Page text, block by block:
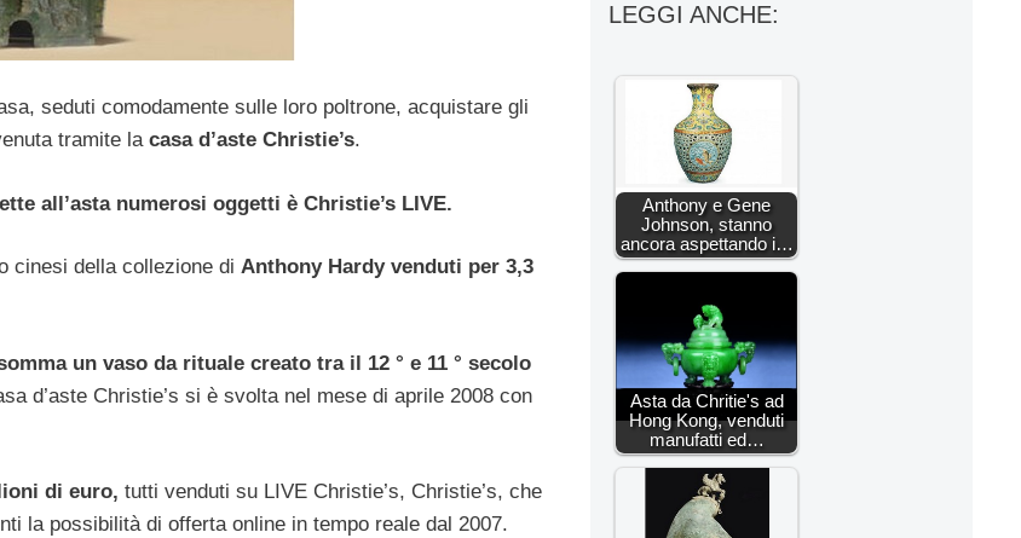
seduti comodamente sulle loro poltrone, acquistare gli
tramite la casa d’aste Christie’s.
all’asta numerosi oggetti è Christie’s LIVE.
cinesi della collezione di Anthony Hardy venduti per 3,3
un vaso da rituale creato tra il 12 ° e 11 ° secolo
d’aste Christie’s si è svolta nel mese di aprile 2008 con
di euro, tutti venduti su LIVE Christie’s, Christie’s, che
la possibilità di offerta online in tempo reale dal 2007.
LEGGI ANCHE:
Anthony e Gene
Johnson, stanno
ancora aspettando i…
Asta da Chritie's ad
Hong Kong, venduti
manufatti ed…